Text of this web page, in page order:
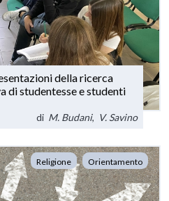
della ricerca
di studentesse e studenti
di M. Budani, V. Savino
Religione Orientamento